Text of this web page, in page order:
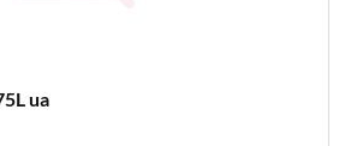
ua